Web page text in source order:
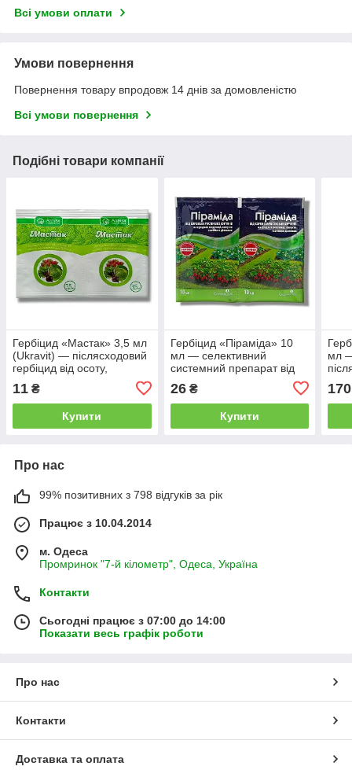
Всі умови оплати
Умови повернення
Повернення товару впродовж 14 днів за домовленістю
Всі умови повернення
Подібні товари компанії
Гербіцид «Мастак» 3,5 мл
(Ukravit) — післясходовий
гербіцид від осоту,
полуниці, капусті та
буряках
11 ₴
Купити
Гербіцид «Піраміда» 10
мл — селективний
системний препарат від
бур’янів
26₴
Купити
мл
170
Про нас
99% позитивних з 798 відгуків за рік
Працює з 10.04.2014
м. Одеса
Промринок "7-й кілометр", Одеса, Україна
Контакти
Сьогодні працює з 07:00 до 14:00
Показати весь графік роботи
Про нас
Контакти
Доставка та оплата